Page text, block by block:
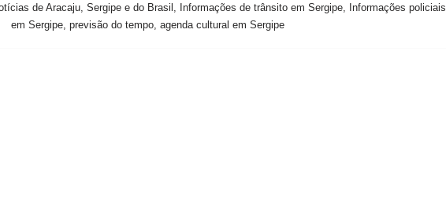
de Aracaju, Sergipe e do Brasil, Informações de trânsito em Sergipe, Informações policiais
em Sergipe, previsão do tempo, agenda cultural em Sergipe